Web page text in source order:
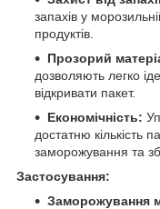
запахів у
продуктів.
Прозорий
дозволяють легко
відкривати пакет.
Економічність:
достатню кількість
заморожування та
Застосування:
Заморожування